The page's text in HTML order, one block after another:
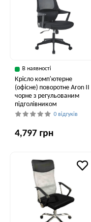
В наявності
Крісло комп'ютерне
(офісне) поворотне Aron II
чорне з регульованим
підголівником
0 відгуків
4,797 грн